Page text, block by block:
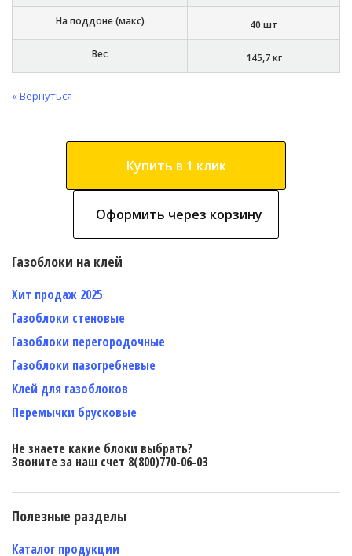
На поддоне (макс) 40 шт
Вес 145,7 кг
« Вернуться
Купить в 1 клик
Оформить через корзину
Газоблоки на клей
Хит продаж 2025
Газоблоки стеновые
Газоблоки перегородочные
Газоблоки пазогребневые
Клей для газоблоков
Перемычки брусковые
Не знаете какие блоки выбрать?
Звоните за наш счет 8(800)770-06-03
Полезные разделы
Каталог продукции